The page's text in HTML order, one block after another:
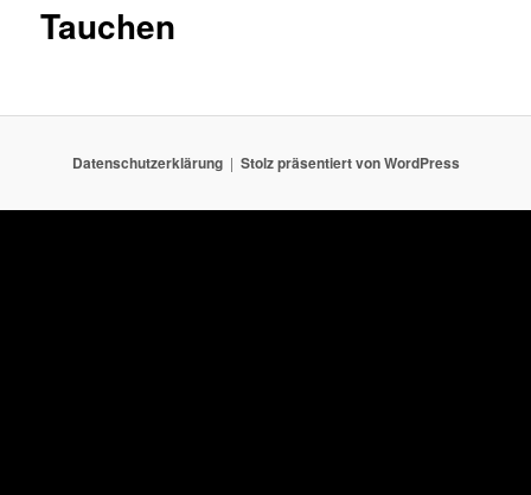
Tauchen
Datenschutzerklärung Stolz präsentiert von WordPress